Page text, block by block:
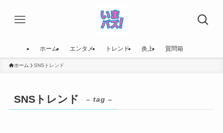
ホーム エンタメ トレンド 炎上 質問箱
ホーム SNSトレンド
SNSトレンド – tag –